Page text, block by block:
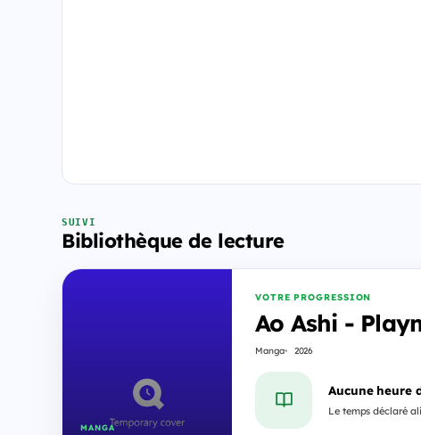
SUIVI
Bibliothèque de lecture
MANGA
VOTRE PROGRESSION
Ao Ashi -
Manga 2026
Aucune heure
Le temps déclaré